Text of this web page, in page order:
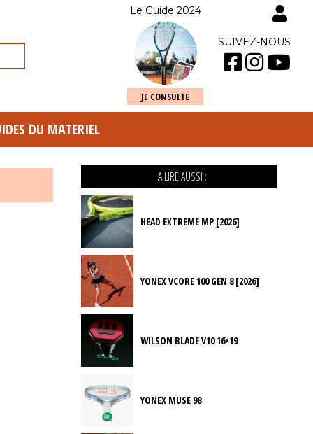
Le Guide 2024
JE CONSULTE
SUIVEZ-NOUS
DU MATERIEL
A LIRE AUSSI :
HEAD EXTREME MP [2026]
YONEX VCORE 100 GEN 8 [2026]
WILSON BLADE V10 16×19
YONEX MUSE 98